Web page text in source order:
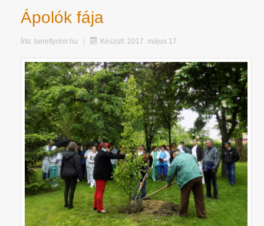
Ápolók fája
Írta: berettyohir.hu Készült: 2017. május 17.